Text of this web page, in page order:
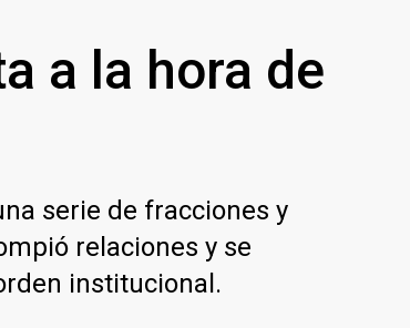
a la hora de
serie de fracciones y
relaciones y se
institucional.